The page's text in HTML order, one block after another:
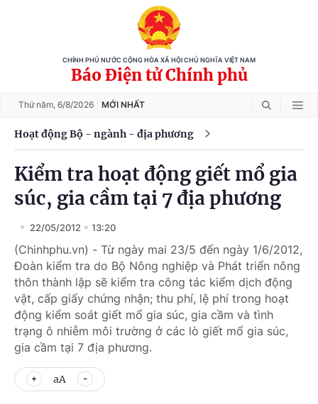
CHÍNH PHỦ NƯỚC CỘNG HÒA XÃ HỘI CHỦ NGHĨA VIỆT NAM
Báo Điện tử Chính phủ
Thứ năm, 6/8/2026 MỚI NHẤT
Hoạt động Bộ - ngành - địa phương
Kiểm tra hoạt động giết mổ gia
súc, gia cầm tại 7 địa phương
22/05/2012 13:20
(Chinhphu.vn) - Từ ngày mai 23/5 đến ngày 1/6/2012,
Đoàn kiểm tra do Bộ Nông nghiệp và Phát triển nông
thôn thành lập sẽ kiểm tra công tác kiểm dịch động
vật, cấp giấy chứng nhận; thu phí, lệ phí trong hoạt
động kiểm soát giết mổ gia súc, gia cầm và tình
trạng ô nhiễm môi trường ở các lò giết mổ gia súc,
gia cầm tại 7 địa phương.
aA